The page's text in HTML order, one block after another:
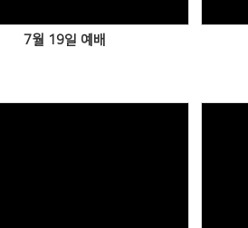
7월 19일 예배